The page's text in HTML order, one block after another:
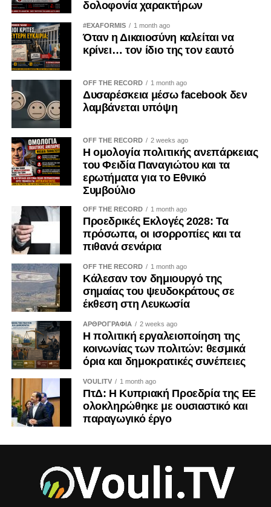
δολοφονία χαρακτήρων
#EXAFORMIS 1 month ago
Όταν η Δικαιοσύνη καλείται να
κρίνει… τον ίδιο της τον εαυτό
OFF THE RECORD 1 month ago
Δυσαρέσκεια μέσω facebook δεν
λαμβάνεται υπόψη
OFF THE RECORD 2 weeks ago
Η ομολογία πολιτικής ανεπάρκειας
του Φειδία Παναγιώτου και τα
ερωτήματα για το Εθνικό
Συμβούλιο
OFF THE RECORD 1 month ago
Προεδρικές Εκλογές 2028: Τα
πρόσωπα, οι ισορροπίες και τα
πιθανά σενάρια
OFF THE RECORD 1 month ago
Κάλεσαν τον δημιουργό της
σημαίας του ψευδοκράτους σε
έκθεση στη Λευκωσία
ΑΡΘΡΟΓΡΑΦΙΑ 2 weeks ago
Η πολιτική εργαλειοποίηση της
κοινωνίας των πολιτών: θεσμικά
όρια και δημοκρατικές συνέπειες
VOULITV 1 month ago
ΠτΔ: Η Κυπριακή Προεδρία της ΕΕ
ολοκληρώθηκε με ουσιαστικό και
παραγωγικό έργο